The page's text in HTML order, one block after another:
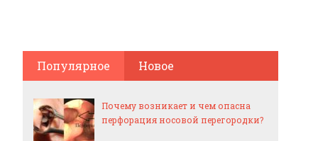
Популярное Новое
Почему возникает и чем опасна
перфорация носовой перегородки?